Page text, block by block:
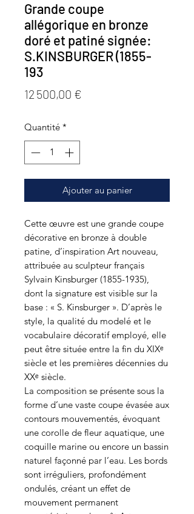
Grande coupe
allégorique en bronze
doré et patiné signée:
S.KINSBURGER (1855-
193
12 500,00 €
Quantité *
Ajouter au panier
Cette œuvre est une grande coupe
décorative en bronze à double
patine, d’inspiration Art nouveau,
attribuée au sculpteur français
Sylvain Kinsburger (1855-1935),
dont la signature est visible sur la
base : « S. Kinsburger ». D’après le
style, la qualité du modelé et le
vocabulaire décoratif employé, elle
peut être située entre la fin du XIXᵉ
siècle et les premières décennies du
XXᵉ siècle.
La composition se présente sous la
forme d’une vaste coupe évasée aux
contours mouvementés, évoquant
une corolle de fleur aquatique, une
coquille marine ou encore un bassin
naturel façonné par l’eau. Les bords
sont irréguliers, profondément
ondulés, créant un effet de
mouvement permanent